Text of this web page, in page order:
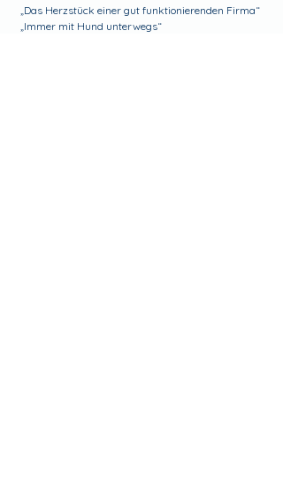
„Das Herzstück einer gut funktionierenden Firma“
„Immer mit Hund unterwegs“